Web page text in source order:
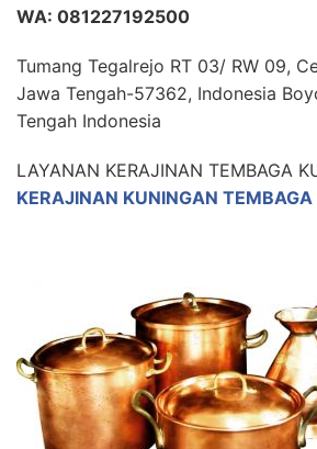
WA: 081227192500
Tumang Tegalrejo RT 03/ RW 09,
Jawa Tengah-57362, Indonesia
Tengah Indonesia
LAYANAN KERAJINAN TEMBAGA
KERAJINAN KUNINGAN TEMBAGA